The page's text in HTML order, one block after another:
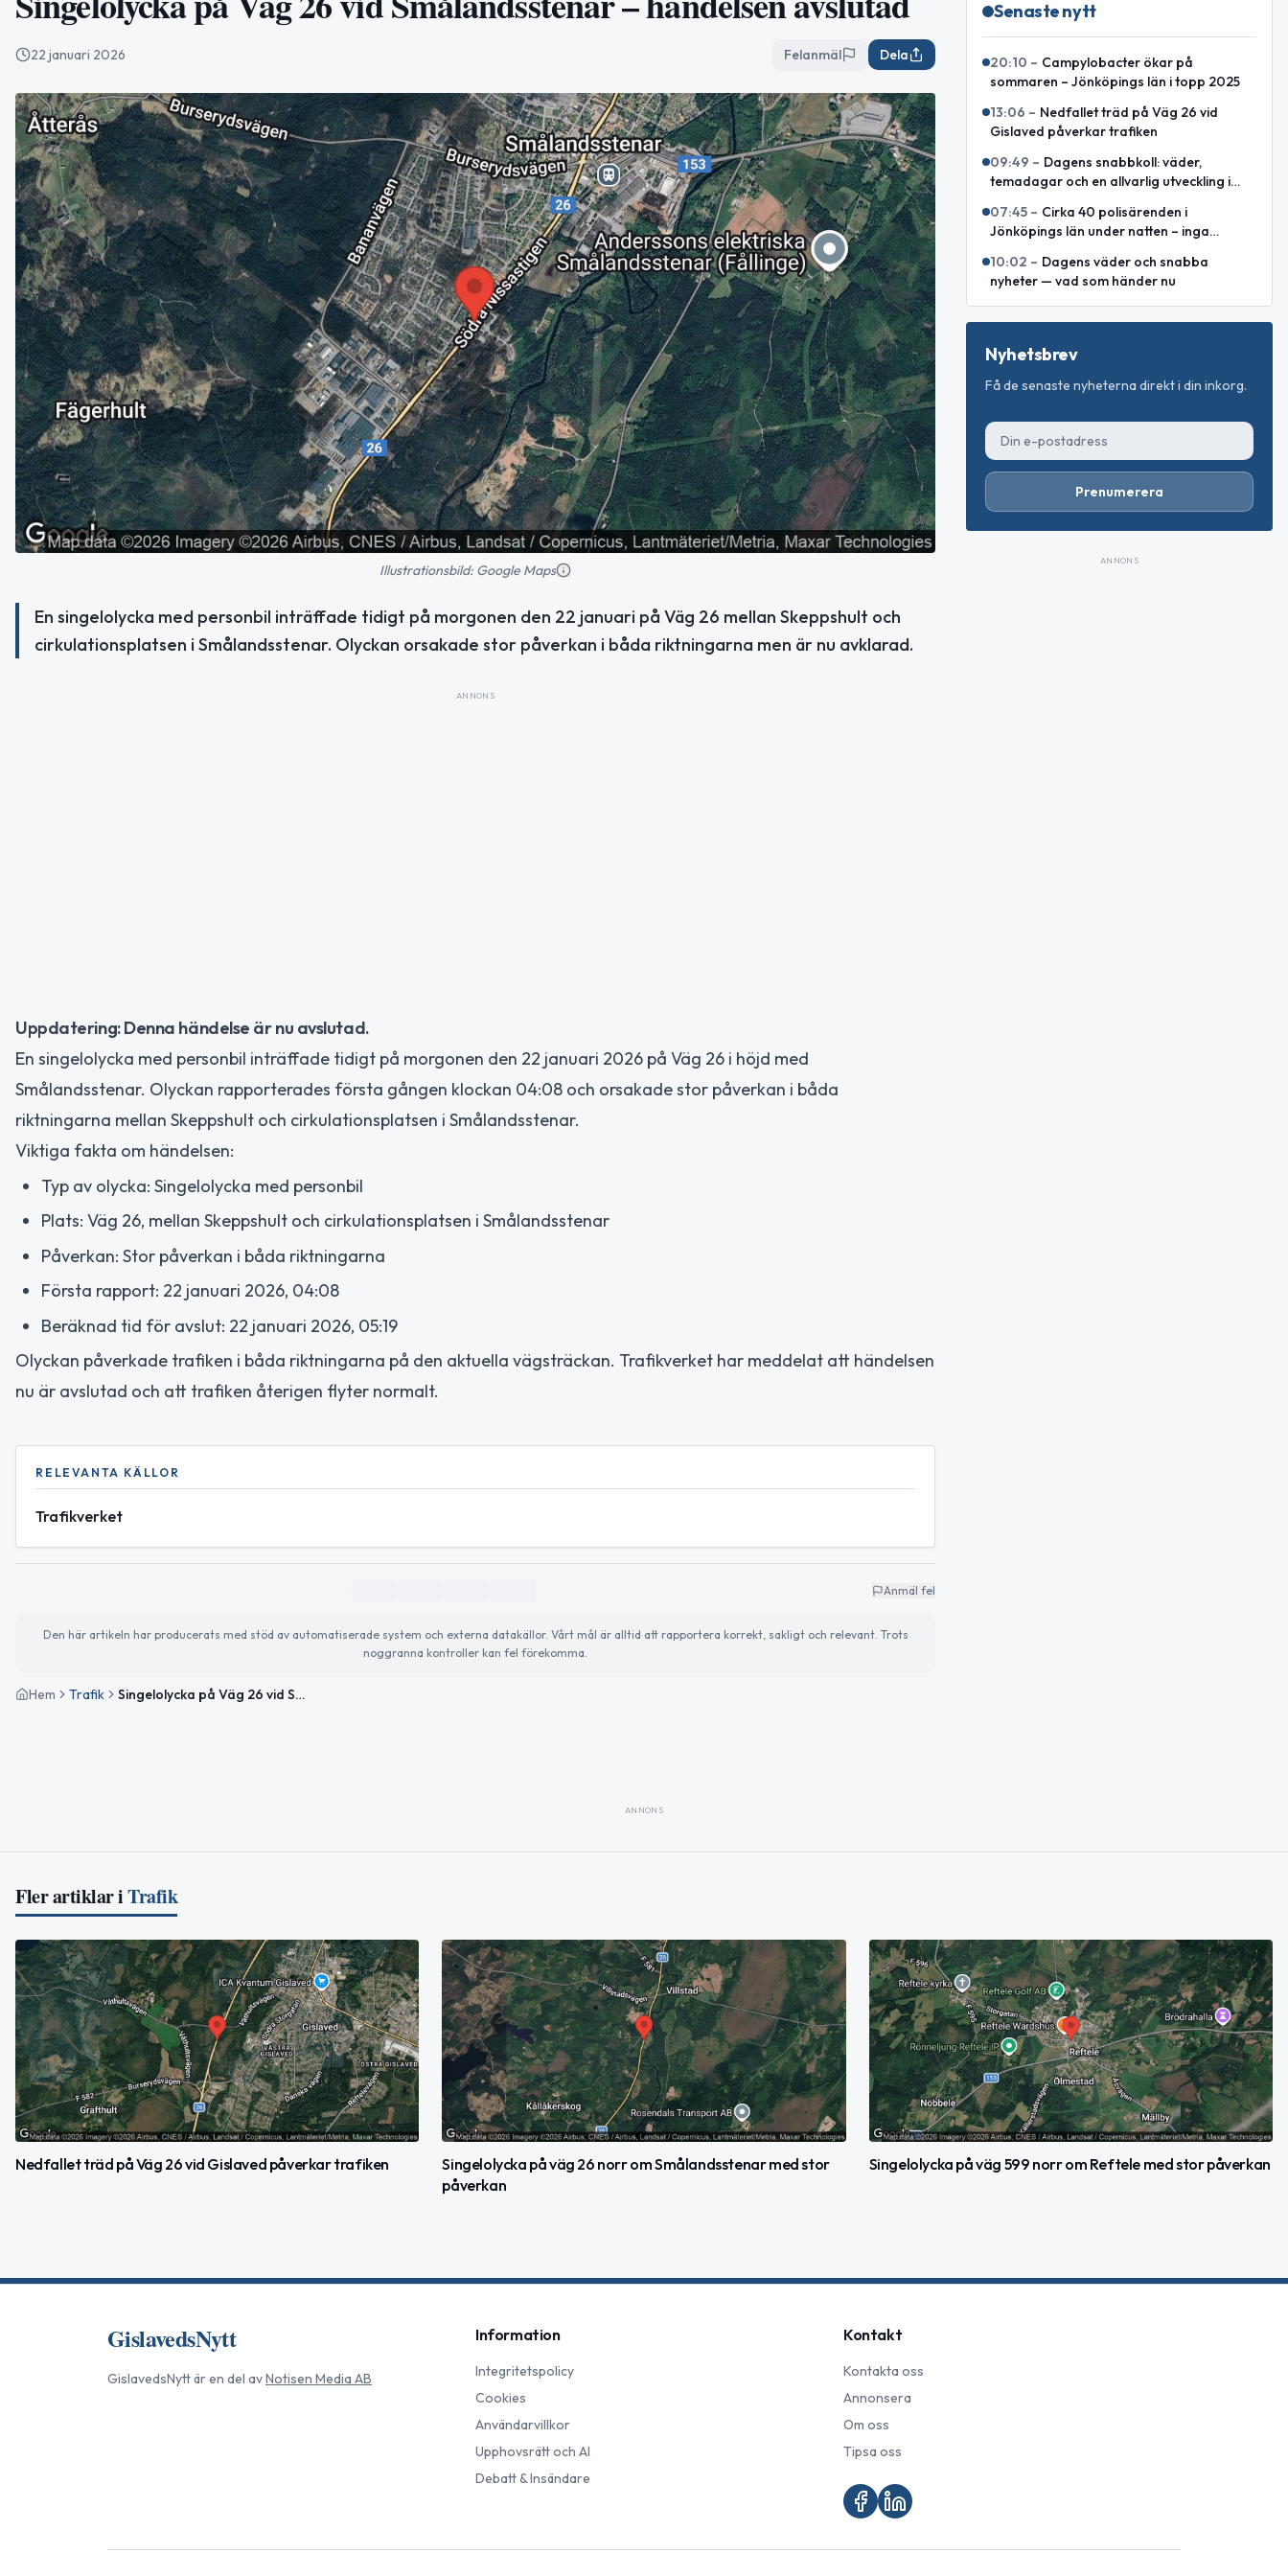
22 januari 2026 Felanmäl Dela
Illustrationsbild: Google Maps
En singelolycka med personbil inträffade tidigt på morgonen den 22 januari på Väg 26 mellan Skeppshult och
cirkulationsplatsen i Smålandsstenar. Olyckan orsakade stor påverkan i båda riktningarna men är nu avklarad.
ANNONS
Uppdatering: Denna händelse är nu avslutad.
En singelolycka med personbil inträffade tidigt på morgonen den 22 januari 2026 på Väg 26 i höjd med
Smålandsstenar. Olyckan rapporterades första gången klockan 04:08 och orsakade stor påverkan i båda
riktningarna mellan Skeppshult och cirkulationsplatsen i Smålandsstenar.
Viktiga fakta om händelsen:
Typ av olycka: Singelolycka med personbil
Plats: Väg 26, mellan Skeppshult och cirkulationsplatsen i Smålandsstenar
Påverkan: Stor påverkan i båda riktningarna
Första rapport: 22 januari 2026, 04:08
Beräknad tid för avslut: 22 januari 2026, 05:19
Olyckan påverkade trafiken i båda riktningarna på den aktuella vägsträckan. Trafikverket har meddelat att händelsen
nu är avslutad och att trafiken återigen flyter normalt.
RELEVANTA KÄLLOR
Trafikverket
Anmäl fel
Den här artikeln har producerats med stöd av automatiserade system och externa datakällor. Vårt mål är alltid att rapportera korrekt, sakligt och relevant. Trots
noggranna kontroller kan fel förekomma.
Hem Trafik Singelolycka på Väg 26 vid Smålandsstenar – händelsen avslutad
Senaste nytt
20:10 – Campylobacter ökar på
sommaren – Jönköpings län i topp 2025
13:06 – Nedfallet träd på Väg 26 vid
Gislaved påverkar trafiken
09:49 – Dagens snabbkoll: väder,
temadagar och en allvarlig utveckling i
07:45 – Cirka 40 polisärenden i
Jönköpings län under natten – inga
10:02 – Dagens väder och snabba
nyheter — vad som händer nu
Nyhetsbrev
Få de senaste nyheterna direkt i din inkorg.
Prenumerera
ANNONS
ANNONS
Fler artiklar iTrafik
Nedfallet träd på Väg 26 vid Gislaved påverkar trafiken
Singelolycka på väg 26 norr om Smålandsstenar med stor
påverkan
Singelolycka på väg 599 norr om Reftele med stor påverkan
GislavedsNytt
GislavedsNyttär en del avNotisen Media AB
Information
Integritetspolicy
Cookies
Användarvillkor
Upphovsrätt och AI
Debatt & Insändare
Kontakt
Kontakta oss
Annonsera
Om oss
Tipsa oss